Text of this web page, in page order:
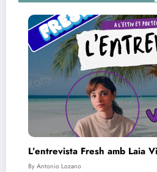
Fresh amb Laia Vilaseca
Lozano